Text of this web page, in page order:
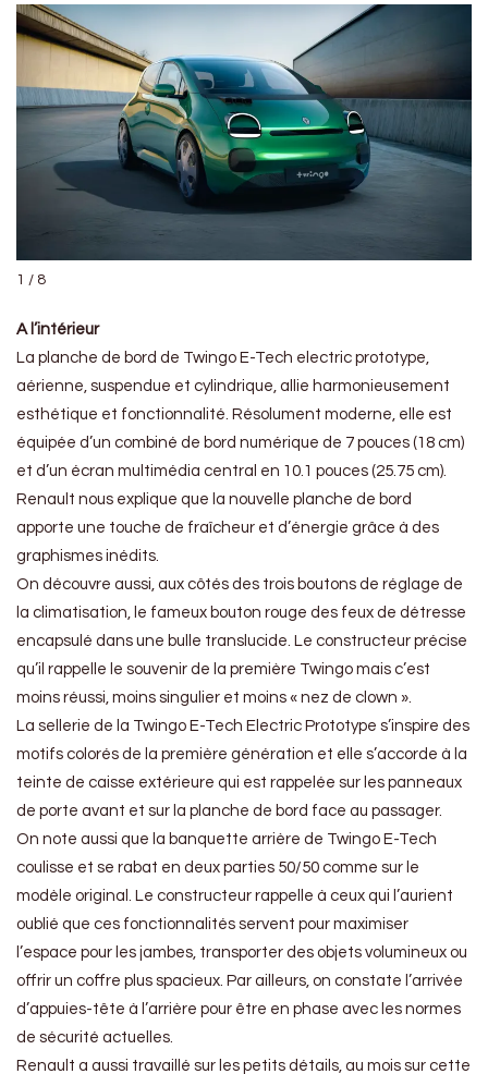
1 / 8
A l’intérieur
La planche de bord de Twingo E-Tech electric prototype,
aérienne, suspendue et cylindrique, allie harmonieusement
esthétique et fonctionnalité. Résolument moderne, elle est
équipée d’un combiné de bord numérique de 7 pouces (18 cm)
et d’un écran multimédia central en 10.1 pouces (25.75 cm).
Renault nous explique que la nouvelle planche de bord
apporte une touche de fraîcheur et d’énergie grâce à des
graphismes inédits.
On découvre aussi, aux côtés des trois boutons de réglage de
la climatisation, le fameux bouton rouge des feux de détresse
encapsulé dans une bulle translucide. Le constructeur précise
qu’il rappelle le souvenir de la première Twingo mais c’est
moins réussi, moins singulier et moins « nez de clown ».
La sellerie de la Twingo E-Tech Electric Prototype s’inspire des
motifs colorés de la première génération et elle s’accorde à la
teinte de caisse extérieure qui est rappelée sur les panneaux
de porte avant et sur la planche de bord face au passager.
On note aussi que la banquette arrière de Twingo E-Tech
coulisse et se rabat en deux parties 50/50 comme sur le
modèle original. Le constructeur rappelle à ceux qui l’aurient
oublié que ces fonctionnalités servent pour maximiser
l’espace pour les jambes, transporter des objets volumineux ou
offrir un coffre plus spacieux. Par ailleurs, on constate l’arrivée
d’appuies-tête à l’arrière pour être en phase avec les normes
de sécurité actuelles.
Renault a aussi travaillé sur les petits détails, au mois sur cette